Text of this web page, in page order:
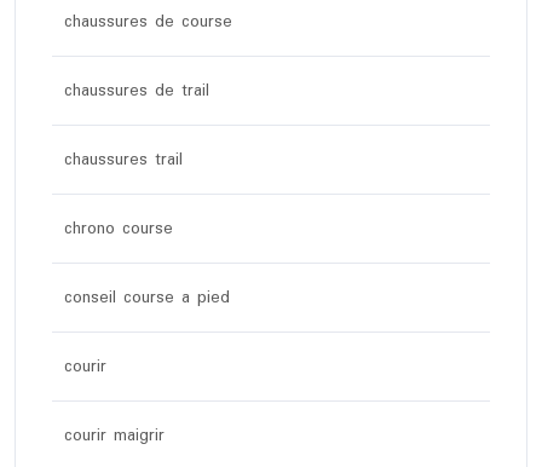
chaussures de course
chaussures de trail
chaussures trail
chrono course
conseil course a pied
courir
courir maigrir